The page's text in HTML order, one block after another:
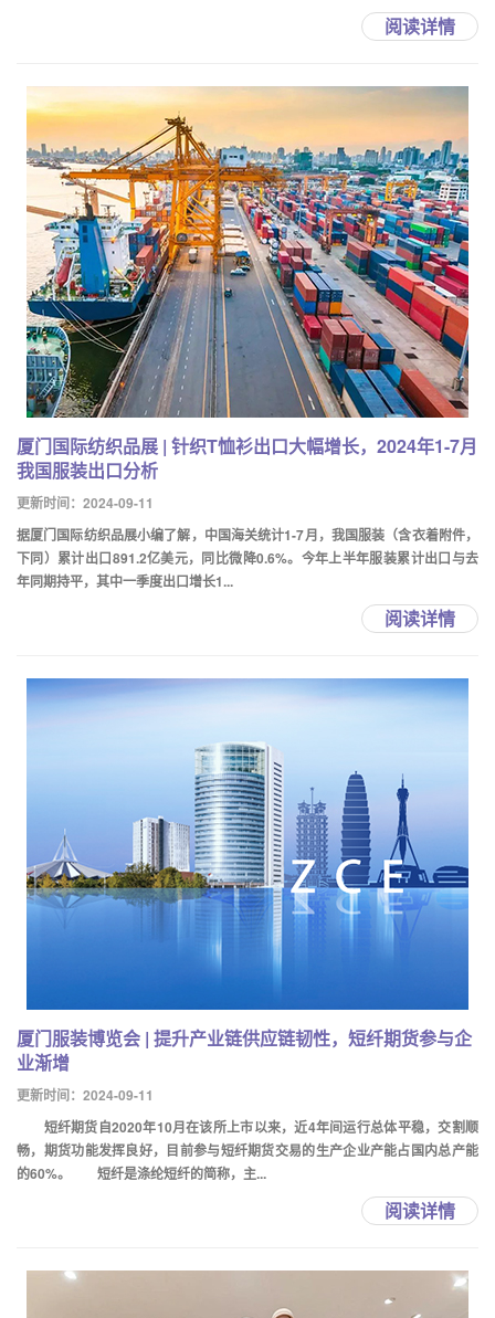
阅读详情
厦门国际纺织品展 | 针织T恤衫出口大幅增长，2024年1-7月
我国服装出口分析
更新时间：2024-09-11
据厦门国际纺织品展小编了解，中国海关统计1-7月，我国服装（含衣着附件，
下同）累计出口891.2亿美元，同比微降0.6%。今年上半年服装累计出口与去
年同期持平，其中一季度出口增长1...
阅读详情
厦门服装博览会 | 提升产业链供应链韧性，短纤期货参与企
业渐增
更新时间：2024-09-11
短纤期货自2020年10月在该所上市以来，近4年间运行总体平稳，交割顺
畅，期货功能发挥良好，目前参与短纤期货交易的生产企业产能占国内总产能
的60%。 短纤是涤纶短纤的简称，主...
阅读详情